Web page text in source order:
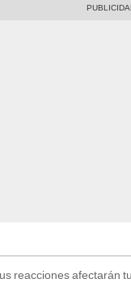
reacciones afectarán